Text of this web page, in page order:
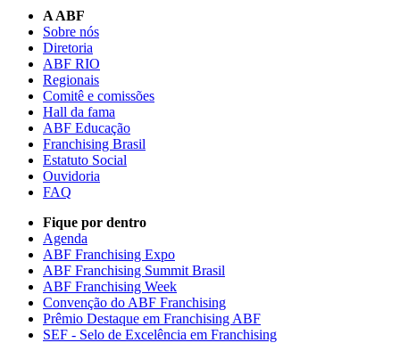
A ABF
Sobre nós
Diretoria
ABF RIO
Regionais
Comitê e comissões
Hall da fama
ABF Educação
Franchising Brasil
Estatuto Social
Ouvidoria
FAQ
Fique por dentro
Agenda
ABF Franchising Expo
ABF Franchising Summit Brasil
ABF Franchising Week
Convenção do ABF Franchising
Prêmio Destaque em Franchising ABF
SEF - Selo de Excelência em Franchising